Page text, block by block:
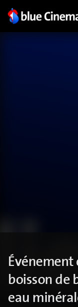
boisson de
eau